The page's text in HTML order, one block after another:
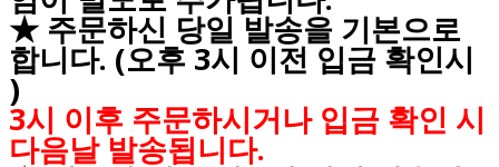
★ 주문하신 당일 발송을 기본으로
합니다. (오후 3시 이전 입금 확인시
)
3시 이후 주문하시거나 입금 확인 시
다음날 발송됩니다.